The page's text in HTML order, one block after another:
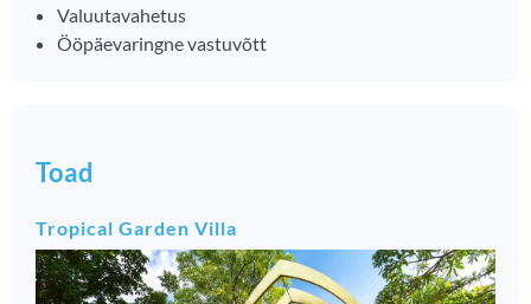
Valuutavahetus
Ööpäevaringne vastuvõtt
Toad
Tropical Garden Villa